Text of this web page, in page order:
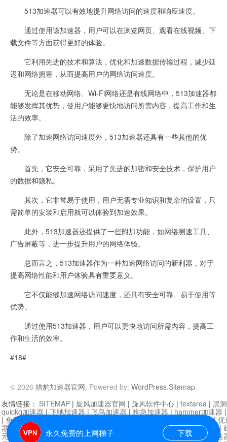
513加速器可以有效地提升网络访问的速度和响应速度。
通过使用该加速器，用户可以在浏览网页、观看在线视频、下
载文件等方面获得更好的体验。
它利用先进的技术和算法，优化和加速数据传输过程，减少延
迟和网络拥塞，从而提高用户的网络访问速度。
无论是在移动网络、Wi-Fi网络还是有线网络中，513加速器都
能够发挥其优势，使用户能够更快地访问所需内容，提高工作和生
活的效率。
除了加速网络访问速度外，513加速器还具有一些其他的优
势。
首先，它安全可靠，采用了先进的加密和安全技术，保护用户
的数据和隐私。
其次，它非常易于使用，用户无需专业知识和复杂的设置，只
需简单的安装和启用就可以体验到加速效果。
此外，513加速器还提供了一些附加功能，如网络测速工具、
广告屏蔽等，进一步提升用户的网络体验。
总而言之，513加速器作为一种加速网络访问的新利器，对于
提高网络性能和用户体验具有重要意义。
它不仅能够加速网络访问速度，还具有安全可靠、易于使用等
优势。
通过使用513加速器，用户可以更快地访问所需内容，提高工
作和生活的效率。
#18#
© 2026 猎豹加速器官网. Powered by: WordPress.Sitemap.
永久免费的上网梯子 下载
友情链接： SITEMAP | 旋风加速器官网 | 旋风软件中心 | textarea | 黑
quickq加速器 | 飞驰加速器 | 飞鸟加速器 | 狗急加速器 | hammer加速器
| 免费vqn加速外网 迷雾通|优
器| 快柠檬加速器 |黑洞加速 |falemon 快橙加速器|anycast加速器 |
元机场加速器 |一元机场|老王加速器 | 白石山|
小牛加速